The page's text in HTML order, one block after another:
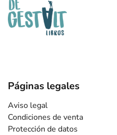
Páginas legales
Aviso legal
Condiciones de venta
Protección de datos